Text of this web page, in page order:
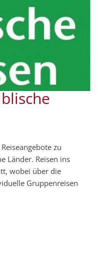
zu
Länder. Reisen ins
wobei über die
Gruppenreisen